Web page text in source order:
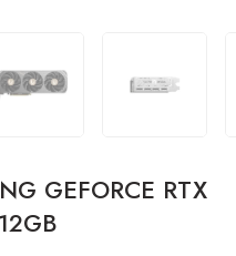
GEFORCE RTX